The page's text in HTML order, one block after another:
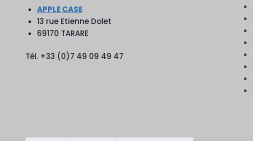
APPLE CASE
13 rue Etienne Dolet
69170 TARARE
Tél. +33 (0)7 49 09 49 47